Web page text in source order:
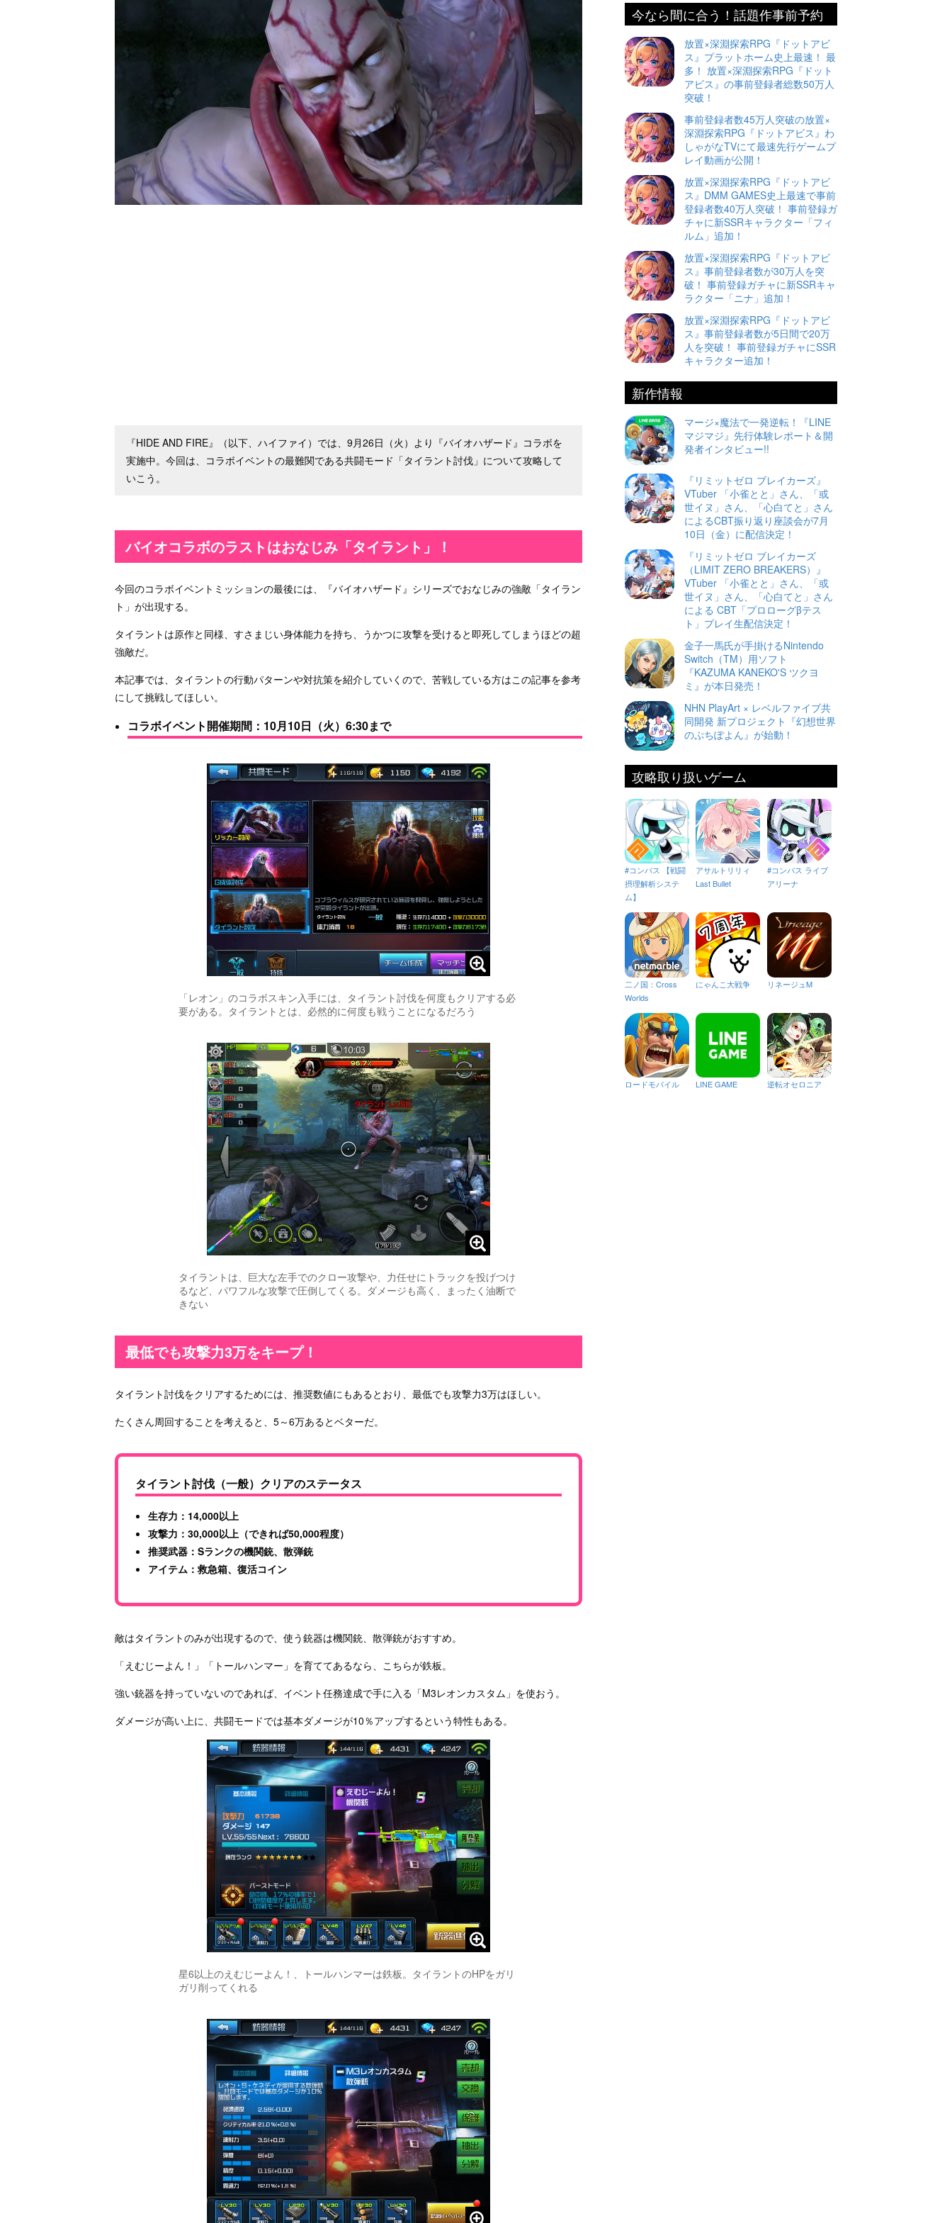
『HIDE AND FIRE』（以下、ハイファイ）では、9月26日（火）より『バイオハザード』コラボを
実施中。今回は、コラボイベントの最難関である共闘モード「タイラント討伐」について攻略して
いこう。
バイオコラボのラストはおなじみ「タイラント」！
今回のコラボイベントミッションの最後には、『バイオハザード』シリーズでおなじみの強敵「タイラン
ト」が出現する。
タイラントは原作と同様、すさまじい身体能力を持ち、うかつに攻撃を受けると即死してしまうほどの超
強敵だ。
本記事では、タイラントの行動パターンや対抗策を紹介していくので、苦戦している方はこの記事を参考
にして挑戦してほしい。
コラボイベント開催期間：10月10日（火）6:30まで
「レオン」のコラボスキン入手には、タイラント討伐を何度もクリアする必
要がある。タイラントとは、必然的に何度も戦うことになるだろう
タイラントは、巨大な左手でのクロー攻撃や、力任せにトラックを投げつけ
るなど、パワフルな攻撃で圧倒してくる。ダメージも高く、まったく油断で
きない
最低でも攻撃力3万をキープ！
タイラント討伐をクリアするためには、推奨数値にもあるとおり、最低でも攻撃力3万はほしい。
たくさん周回することを考えると、5～6万あるとベターだ。
タイラント討伐（一般）クリアのステータス
生存力：14,000以上
攻撃力：30,000以上（できれば50,000程度）
推奨武器：Sランクの機関銃、散弾銃
アイテム：救急箱、復活コイン
敵はタイラントのみが出現するので、使う銃器は機関銃、散弾銃がおすすめ。
「えむじーよん！」「トールハンマー」を育ててあるなら、こちらが鉄板。
強い銃器を持っていないのであれば、イベント任務達成で手に入る「M3レオンカスタム」を使おう。
ダメージが高い上に、共闘モードでは基本ダメージが10％アップするという特性もある。
星6以上のえむじーよん！、トールハンマーは鉄板。タイラントのHPをガリ
ガリ削ってくれる
今なら間に合う！話題作事前予約
放置×深淵探索RPG『ドットアビ
ス』プラットホーム史上最速！ 最
多！ 放置×深淵探索RPG『ドット
アビス』の事前登録者総数50万人
突破！
事前登録者数45万人突破の放置×
深淵探索RPG『ドットアビス』わ
しゃがなTVにて最速先行ゲームプ
レイ動画が公開！
放置×深淵探索RPG『ドットアビ
ス』DMM GAMES史上最速で事前
登録者数40万人突破！ 事前登録ガ
チャに新SSRキャラクター「フィ
ルム」追加！
放置×深淵探索RPG『ドットアビ
ス』事前登録者数が30万人を突
破！ 事前登録ガチャに新SSRキャ
ラクター「ニナ」追加！
放置×深淵探索RPG『ドットアビ
ス』事前登録者数が5日間で20万
人を突破！ 事前登録ガチャにSSR
キャラクター追加！
新作情報
マージ×魔法で一発逆転！『LINE
マジマジ』先行体験レポート＆開
発者インタビュー!!
『リミットゼロ ブレイカーズ』
VTuber 「小雀とと」さん、「或
世イヌ」さん、「心白てと」さん
によるCBT振り返り座談会が7月
10日（金）に配信決定！
『リミットゼロ ブレイカーズ
（LIMIT ZERO BREAKERS）』
VTuber 「小雀とと」さん、「或
世イヌ」さん、「心白てと」さん
による CBT「プロローグβテス
ト」プレイ生配信決定！
金子一馬氏が手掛けるNintendo
Switch（TM）用ソフト
『KAZUMA KANEKO'S ツクヨ
ミ』が本日発売！
NHN PlayArt × レベルファイブ共
同開発 新プロジェクト『幻想世界
のぷちぽよん』が始動！
攻略取り扱いゲーム
#コンパス 【戦闘
摂理解析システ
ム】
アサルトリリィ
Last Bullet
#コンパス ライブ
アリーナ
二ノ国：Cross
Worlds
にゃんこ大戦争 リネージュM
ロードモバイル LINE GAME 逆転オセロニア